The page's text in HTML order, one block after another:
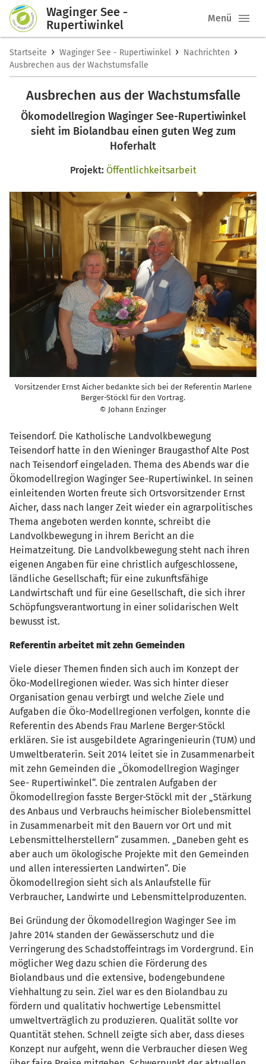
Waginger See -
Rupertiwinkel
Menü
Startseite › Waginger See - Rupertiwinkel › Nachrichten ›
Ausbrechen aus der Wachstumsfalle
Ausbrechen aus der Wachstumsfalle
Ökomodellregion Waginger See-Rupertiwinkel
sieht im Biolandbau einen guten Weg zum
Hoferhalt
Projekt: Öffentlichkeitsarbeit
Vorsitzender Ernst Aicher bedankte sich bei der Referentin Marlene
Berger-Stöckl für den Vortrag.
© Johann Enzinger
Teisendorf. Die Katholische Landvolkbewegung
Teisendorf hatte in den Wieninger Braugasthof Alte Post
nach Teisendorf eingeladen. Thema des Abends war die
Ökomodellregion Waginger See-Rupertiwinkel. In seinen
einleitenden Worten freute sich Ortsvorsitzender Ernst
Aicher, dass nach langer Zeit wieder ein agrarpolitisches
Thema angeboten werden konnte, schreibt die
Landvolkbewegung in ihrem Bericht an die
Heimatzeitung. Die Landvolkbewegung steht nach ihren
eigenen Angaben für eine christlich aufgeschlossene,
ländliche Gesellschaft; für eine zukunftsfähige
Landwirtschaft und für eine Gesellschaft, die sich ihrer
Schöpfungsverantwortung in einer solidarischen Welt
bewusst ist.
Referentin arbeitet mit zehn Gemeinden
Viele dieser Themen finden sich auch im Konzept der
Öko-Modellregionen wieder. Was sich hinter dieser
Organisation genau verbirgt und welche Ziele und
Aufgaben die Öko-Modellregionen verfolgen, konnte die
Referentin des Abends Frau Marlene Berger-Stöckl
erklären. Sie ist ausgebildete Agraringenieurin (TUM) und
Umweltberaterin. Seit 2014 leitet sie in Zusammenarbeit
mit zehn Gemeinden die „Ökomodellregion Waginger
See- Rupertiwinkel“. Die zentralen Aufgaben der
Ökomodellregion fasste Berger-Stöckl mit der „Stärkung
des Anbaus und Verbrauchs heimischer Biolebensmittel
in Zusammenarbeit mit den Bauern vor Ort und mit
Lebensmittelherstellern“ zusammen. „Daneben geht es
aber auch um ökologische Projekte mit den Gemeinden
und allen interessierten Landwirten“. Die
Ökomodellregion sieht sich als Anlaufstelle für
Verbraucher, Landwirte und Lebensmittelproduzenten.
Bei Gründung der Ökomodellregion Waginger See im
Jahre 2014 standen der Gewässerschutz und die
Verringerung des Schadstoffeintrags im Vordergrund. Ein
möglicher Weg dazu schien die Förderung des
Biolandbaus und die extensive, bodengebundene
Viehhaltung zu sein. Ziel war es den Biolandbau zu
fördern und qualitativ hochwertige Lebensmittel
umweltverträglich zu produzieren. Qualität sollte vor
Quantität stehen. Schnell zeigte sich aber, dass dieses
Konzept nur aufgeht, wenn die Verbraucher diesen Weg